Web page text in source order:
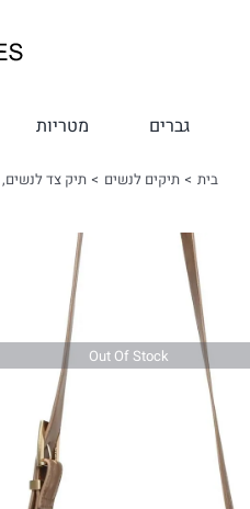
גברים מטריות
בית תיקים לנשים תיק צד לנשים
Out Of Stock